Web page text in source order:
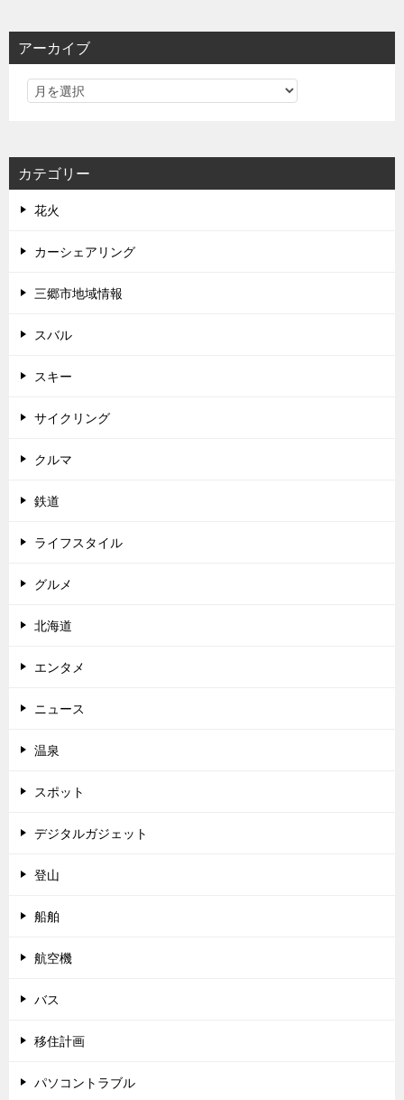
アーカイブ
カテゴリー
花火
カーシェアリング
三郷市地域情報
スバル
スキー
サイクリング
クルマ
鉄道
ライフスタイル
グルメ
北海道
エンタメ
ニュース
温泉
スポット
デジタルガジェット
登山
船舶
航空機
バス
移住計画
パソコントラブル